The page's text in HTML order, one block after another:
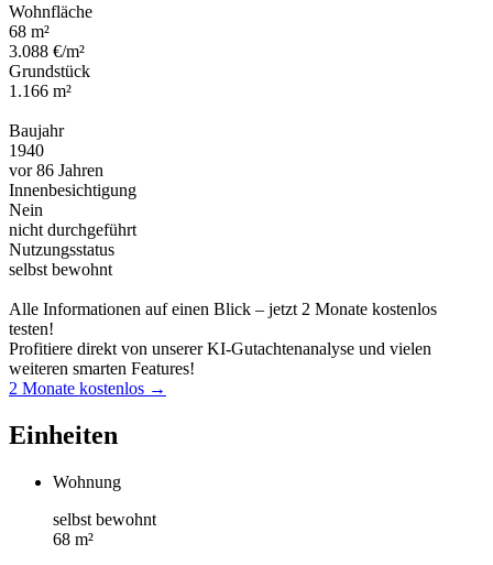
Wohnfläche
68 m²
3.088 €/m²
Grundstück
1.166 m²
Baujahr
1940
vor 86 Jahren
Innenbesichtigung
Nein
nicht durchgeführt
Nutzungsstatus
selbst bewohnt
Alle Informationen auf einen Blick – jetzt 2 Monate kostenlos
testen!
Profitiere direkt von unserer KI-Gutachtenanalyse und vielen
weiteren smarten Features!
2 Monate kostenlos →
Einheiten
Wohnung
selbst bewohnt
68 m²